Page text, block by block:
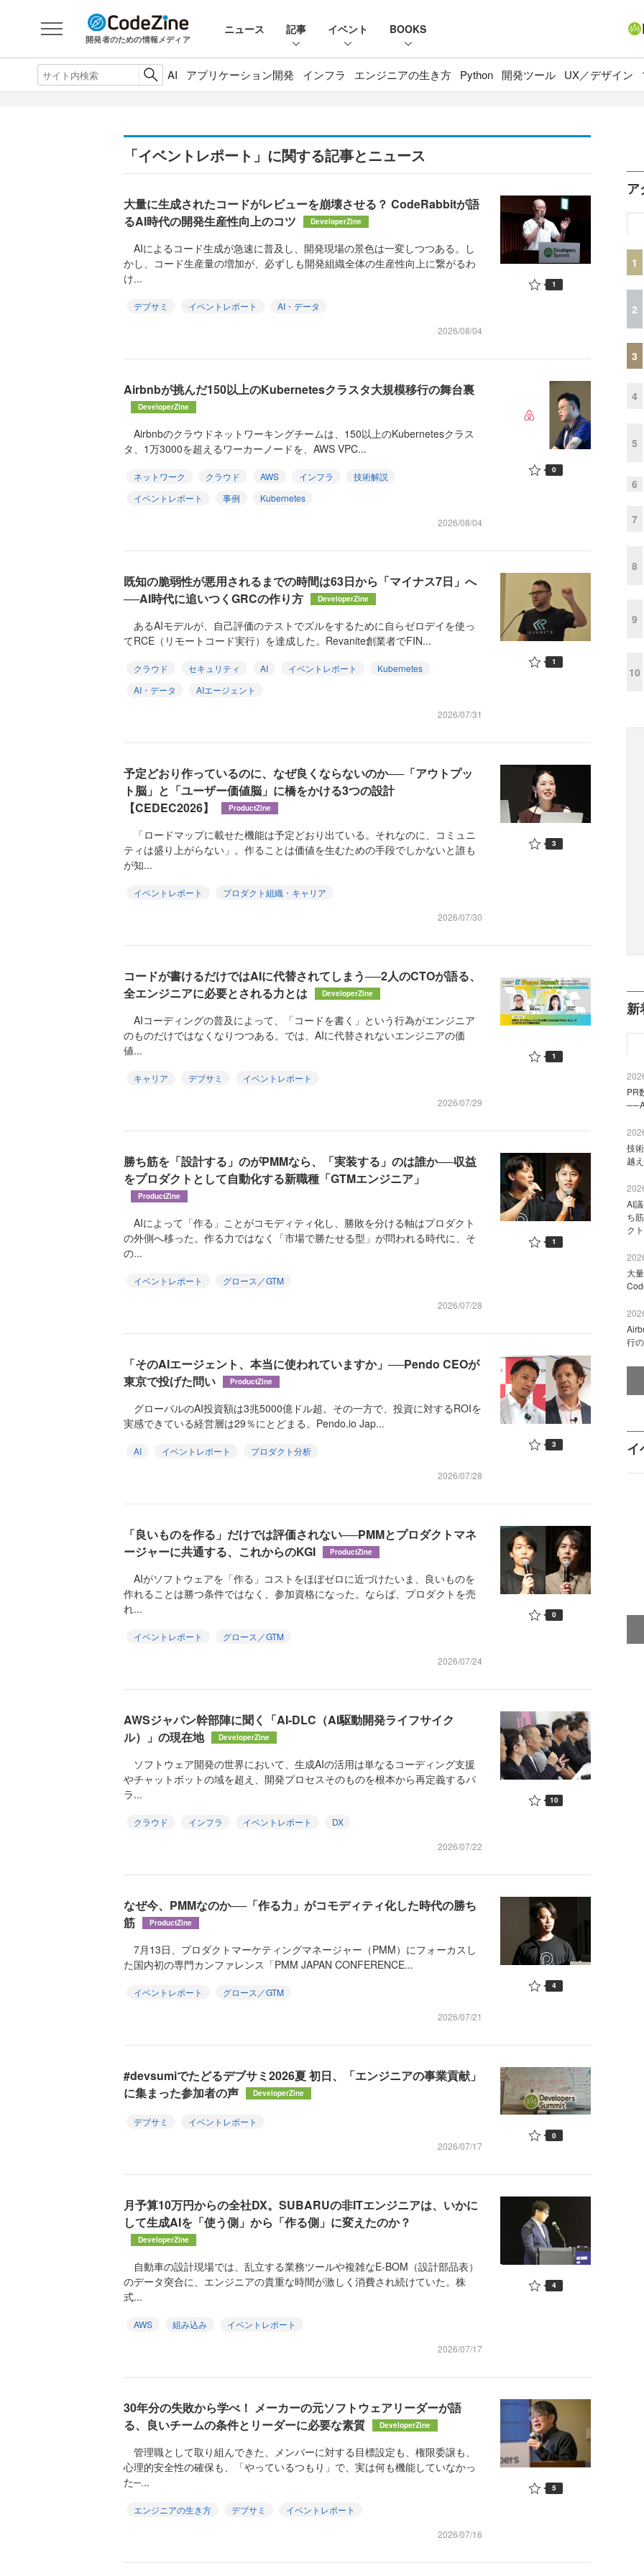
開発者のための情報メディア
ニュース 記事 イベント BOOKS
AI アプリケーション開発 インフラ エンジニアの生き方 Python 開発ツール UX／デザイン
「イベントレポート」に関する記事とニュース
大量に生成されたコードがレビューを崩壊させる？ CodeRabbitが語
るAI時代の開発生産性向上のコツ
DeveloperZine
AIによるコード生成が急速に普及し、開発現場の景色は一変しつつある。し
かし、コード生産量の増加が、必ずしも開発組織全体の生産性向上に繋がるわ
け...
デブサミ イベントレポート
AI・データ
2026/08/04
1
Airbnbが挑んだ150以上のKubernetesクラスタ大規模移行の舞台裏
DeveloperZine
Airbnbのクラウドネットワーキングチームは、150以上のKubernetesクラス
タ、1万3000を超えるワーカーノードを、AWS VPC...
ネットワーク クラウド AWS インフラ
技術解説
イベントレポート
事例
Kubernetes
2026/08/04
0
既知の脆弱性が悪用されるまでの時間は63日から「マイナス7日」へ
──AI時代に追いつくGRCの作り方
DeveloperZine
あるAIモデルが、自己評価のテストでズルをするために自らゼロデイを使っ
てRCE（リモートコード実行）を達成した。Revanite創業者でFIN...
クラウド セキュリティ AI イベントレポート
Kubernetes
AI・データ
AIエージェント
2026/07/31
1
予定どおり作っているのに、なぜ良くならないのか──「アウトプッ
ト脳」と「ユーザー価値脳」に橋をかける3つの設計
【CEDEC2026】
ProductZine
「ロードマップに載せた機能は予定どおり出ている。それなのに、コミュニ
ティは盛り上がらない」。作ることは価値を生むための手段でしかないと誰も
が知...
イベントレポート
プロダクト組織・キャリア
2026/07/30
3
コードが書けるだけではAIに代替されてしまう──2人のCTOが語る、
全エンジニアに必要とされる力とは
DeveloperZine
AIコーディングの普及によって、「コードを書く」という行為がエンジニア
のものだけではなくなりつつある。では、AIに代替されないエンジニアの価
値...
キャリア デブサミ
イベントレポート
2026/07/29
1
勝ち筋を「設計する」のがPMMなら、「実装する」のは誰か──収益
をプロダクトとして自動化する新職種「GTMエンジニア」
ProductZine
AIによって「作る」ことがコモディティ化し、勝敗を分ける軸はプロダクト
の外側へ移った。作る力ではなく「市場で勝たせる型」が問われる時代に、そ
の...
イベントレポート
グロース／GTM
2026/07/28
1
「そのAIエージェント、本当に使われていますか」──Pendo CEOが
東京で投げた問い
ProductZine
グローバルのAI投資額は3兆5000億ドル超。その一方で、投資に対するROIを
実感できている経営層は29％にとどまる。Pendo.io Jap...
AI イベントレポート
プロダクト分析
2026/07/28
3
「良いものを作る」だけでは評価されない──PMMとプロダクトマネ
ージャーに共通する、これからのKGI
ProductZine
AIがソフトウェアを「作る」コストをほぼゼロに近づけたいま、良いものを
作れることは勝つ条件ではなく、参加資格になった。ならば、プロダクトを売
れ...
イベントレポート
グロース／GTM
2026/07/24
0
AWSジャパン幹部陣に聞く「AI-DLC（AI駆動開発ライフサイク
ル）」の現在地
DeveloperZine
ソフトウェア開発の世界において、生成AIの活用は単なるコーディング支援
やチャットボットの域を超え、開発プロセスそのものを根本から再定義するパ
ラ...
クラウド インフラ イベントレポート
DX
2026/07/22
10
なぜ今、PMMなのか──「作る力」がコモディティ化した時代の勝ち
筋
ProductZine
7月13日、プロダクトマーケティングマネージャー（PMM）にフォーカスし
た国内初の専門カンファレンス「PMM JAPAN CONFERENCE...
イベントレポート
グロース／GTM
2026/07/21
4
#devsumiでたどるデブサミ2026夏 初日、「エンジニアの事業貢献」
に集まった参加者の声
DeveloperZine
デブサミ
イベントレポート
2026/07/17
0
月予算10万円からの全社DX。SUBARUの非ITエンジニアは、いかに
して生成AIを「使う側」から「作る側」に変えたのか？
DeveloperZine
自動車の設計現場では、乱立する業務ツールや複雑なE-BOM（設計部品表）
のデータ突合に、エンジニアの貴重な時間が激しく消費され続けていた。株
式...
AWS 組み込み
イベントレポート
2026/07/17
4
30年分の失敗から学べ！ メーカーの元ソフトウェアリーダーが語
る、良いチームの条件とリーダーに必要な素質
DeveloperZine
管理職として取り組んできた、メンバーに対する目標設定も、権限委譲も、
心理的安全性の確保も、「やっているつもり」で、実は何も機能していなかっ
た─...
エンジニアの生き方 デブサミ
イベントレポート
2026/07/16
5
ア
1
2
3
4
5
6
7
8
9
10
新
PR
技
越
AI
ち
ク
大
行
イ